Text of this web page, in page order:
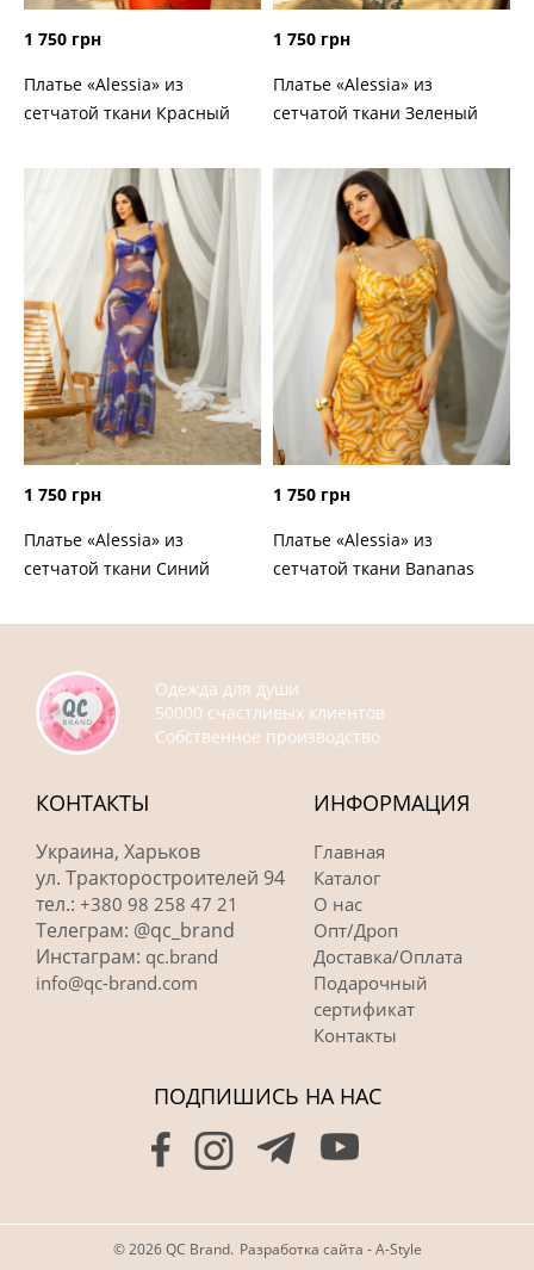
1 750 грн
Платье «Alessia» из
сетчатой ткани Красный
1 750 грн
Платье «Alessia» из
сетчатой ткани Зеленый
1 750 грн
Платье «Alessia» из
сетчатой ткани Синий
1 750 грн
Платье «Alessia» из
сетчатой ткани Bananas
Одежда для души
50000 счастливых клиентов
Собственное производство
КОНТАКТЫ
Украина, Харьков
ул. Тракторостроителей 94
тел.: +380 98 258 47 21
Телеграм: @qc_brand
Инстаграм: qc.brand
info@qc-brand.com
ИНФОРМАЦИЯ
Главная
Каталог
О нас
Опт/Дроп
Доставка/Оплата
Подарочный
сертификат
Контакты
ПОДПИШИСЬ НА НАС
© 2026 QC Brand. Разработка сайта - A-Style